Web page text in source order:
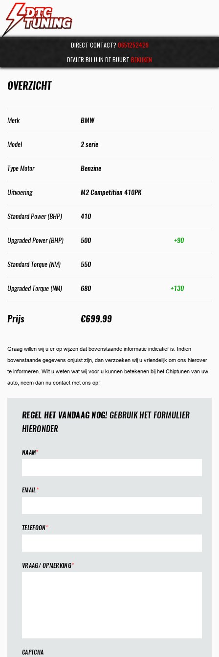
DIRECT CONTACT? 0651252429
DEALER BIJ U IN DE BUURT BEKIJKEN
OVERZICHT
Merk BMW
Model 2 serie
Type Motor Benzine
Uitvoering M2 Competition 410PK
Standard Power (BHP) 410
Upgraded Power (BHP) 500 +90
Standard Torque (NM) 550
Upgraded Torque (NM) 680 +130
Prijs €699.99
Graag willen wij u er op wijzen dat bovenstaande informatie indicatief is. Indien
bovenstaande gegevens onjuist zijn, dan verzoeken wij u vriendelijk om ons hierover
te informeren. Wilt u weten wat wij voor u kunnen betekenen bij het Chiptunen van uw
auto, neem dan nu contact met ons op!
REGEL HET VANDAAG NOG!GEBRUIK HET FORMULIER
HIERONDER
NAAM*
EMAIL*
TELEFOON*
VRAAG/ OPMERKING*
CAPTCHA